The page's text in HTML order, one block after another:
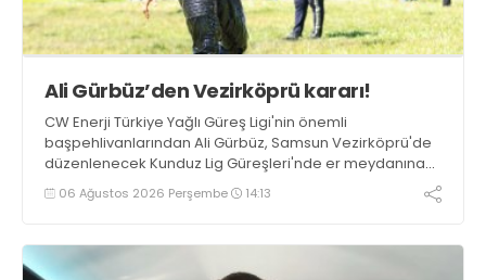
Ali Gürbüz’den Vezirköprü kararı!
CW Enerji Türkiye Yağlı Güreş Ligi'nin önemli
başpehlivanlarından Ali Gürbüz, Samsun Vezirköprü'de
düzenlenecek Kunduz Lig Güreşleri'nde er meydanına
çıkmayacak.
06 Ağustos 2026 Perşembe 14:13